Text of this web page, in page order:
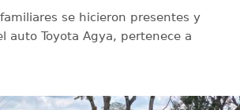
se hicieron presentes y
auto Toyota Agya, pertenece a